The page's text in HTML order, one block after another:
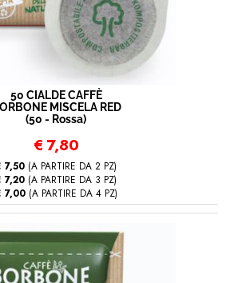
50 CIALDE CAFFÈ
MISCELA RED
(50 - Rossa)
€ 7,80
7,50 (A PARTIRE DA 2 PZ)
7,20 (A PARTIRE DA 3 PZ)
7,00(A PARTIRE DA 4 PZ)